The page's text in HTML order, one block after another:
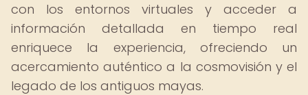
con los entornos virtuales y acceder a
información detallada en tiempo real
enriquece la experiencia, ofreciendo un
acercamiento auténtico a la cosmovisión y el
legado de los antiguos mayas.